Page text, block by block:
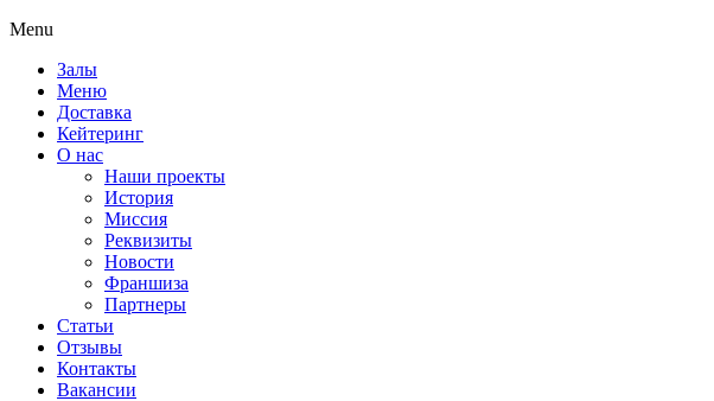
Menu
Залы
Меню
Доставка
Кейтеринг
О нас
Наши проекты
История
Миссия
Реквизиты
Новости
Франшиза
Партнеры
Статьи
Отзывы
Контакты
Вакансии